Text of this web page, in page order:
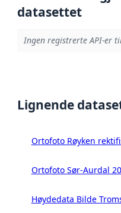
datasettet
Ingen registrerte API-er
Lignende
Ortofoto Røyken
Ortofoto Sør-Aurdal
Høydedata Bilde